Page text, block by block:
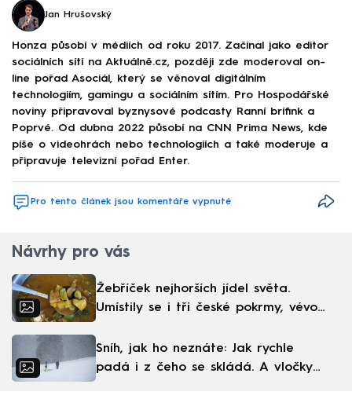
Jan Hrušovský
Honza působí v médiích od roku 2017. Začínal jako editor
sociálních sítí na Aktuálně.cz, později zde moderoval on-
line pořad Asociál, který se věnoval digitálním
technologiím, gamingu a sociálním sítím. Pro Hospodářské
noviny připravoval byznysové podcasty Ranní brífink a
Poprvé. Od dubna 2022 působí na CNN Prima News, kde
píše o videohrách nebo technologiích a také moderuje a
připravuje televizní pořad Enter.
Pro tento článek jsou komentáře vypnuté
Návrhy pro vás
Žebříček nejhorších jídel světa.
Umístily se i tři české pokrmy, vévodí
Sníh, jak ho neznáte: Jak rychle
padá i z čeho se skládá. A vločky